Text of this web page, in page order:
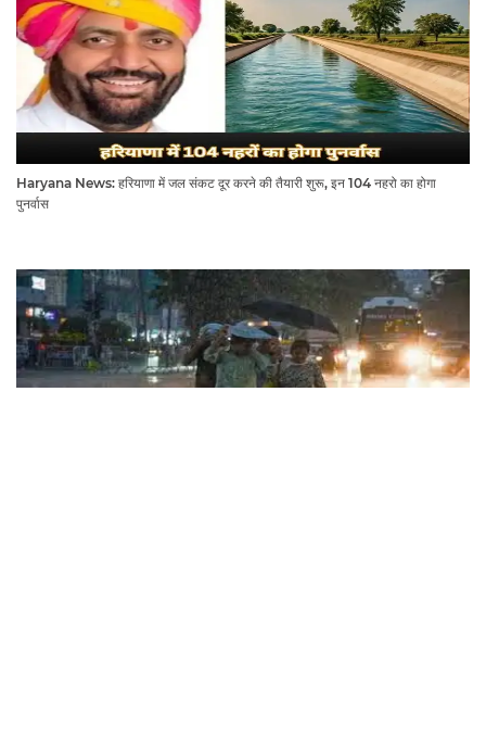
Haryana News: हरियाणा में जल संकट दूर करने की तैयारी शुरू, इन 104 नहरो का होगा
पुनर्वास